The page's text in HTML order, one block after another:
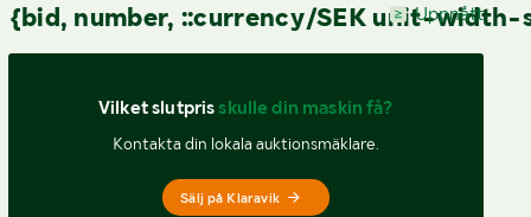
{bid, number, ::currency/SEK unit-Uppnått
Vilket slutpris skulle din maskin få?
Kontakta din lokala auktionsmäklare.
Sälj på Klaravik